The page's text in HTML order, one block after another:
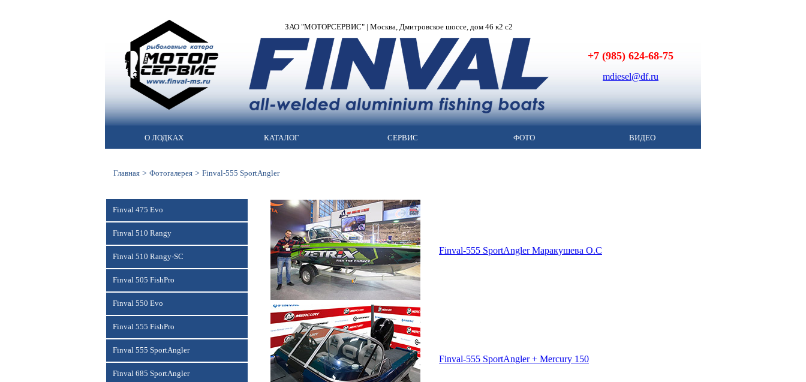
ЗАО "МОТОРСЕРВИС" | Москва, Дмитровское шоссе, дом 46 к2 с2
+7 (985) 624-68-75
mdiesel@df.ru
О ЛОДКАХ КАТАЛОГ СЕРВИС ФОТО ВИДЕО
Главная > Фотогалерея > Finval-555 SportAngler
Finval 475 Evo
Finval 510 Rangy
Finval 510 Rangy-SC
Finval 505 FishPro
Finval 550 Evo
Finval 555 FishPro
Finval 555 SportAngler
Finval 685 SportAngler
Finval-555 SportAngler Маракушева О.С
Finval-555 SportAngler + Mercury 150